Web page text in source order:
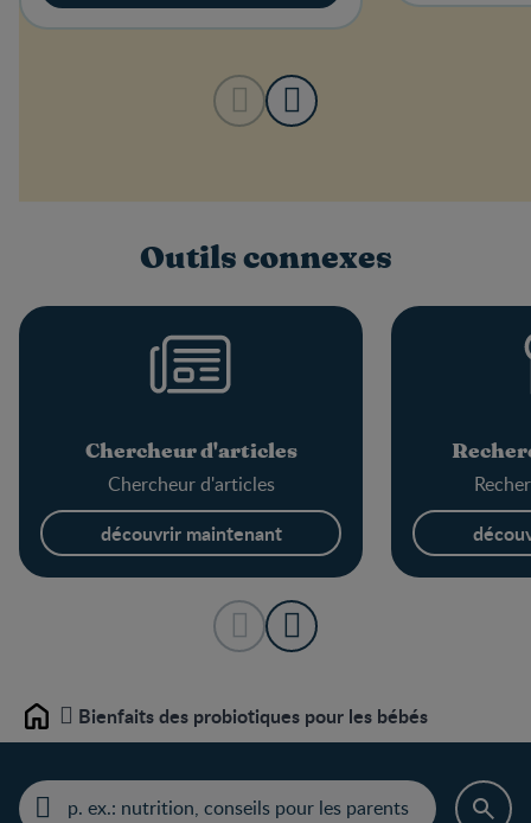
Outils connexes
Chercheur d'articles
Chercheur d'articles
découvrir maintenant
Home Bienfaits des probiotiques pour les bébés